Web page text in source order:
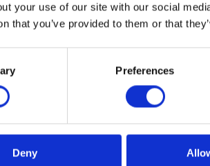
your use of our site with our social
that you’ve provided to them or that
Preferences
Deny